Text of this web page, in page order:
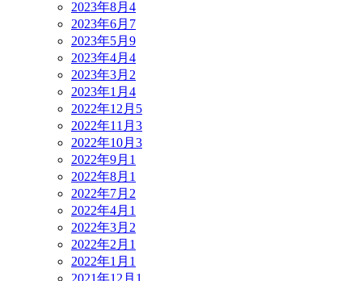
2023年8月 4
2023年6月 7
2023年5月 9
2023年4月 4
2023年3月 2
2023年1月 4
2022年12月 5
2022年11月 3
2022年10月 3
2022年9月 1
2022年8月 1
2022年7月 2
2022年4月 1
2022年3月 2
2022年2月 1
2022年1月 1
2021年12月 1